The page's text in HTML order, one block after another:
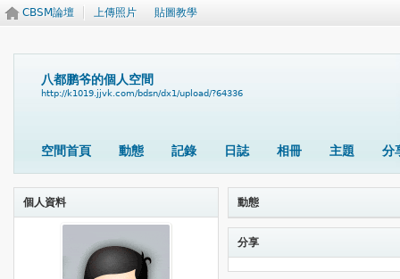
CBSM論壇 上傳照片 貼圖教學
八都鹏爷的個人空間
http://k1019.jjvk.com/bdsn/dx1/upload/?64336
空間首頁 動態 記錄 日誌 相冊 主題 分
個人資料 動態
分享